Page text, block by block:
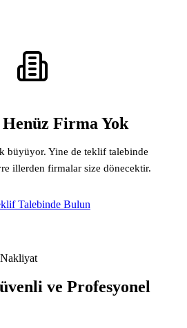
Firma Yok
büyüyor. Yine de teklif talebinde
illerden firmalar size dönecektir.
Talebinde Bulun
ve Profesyonel